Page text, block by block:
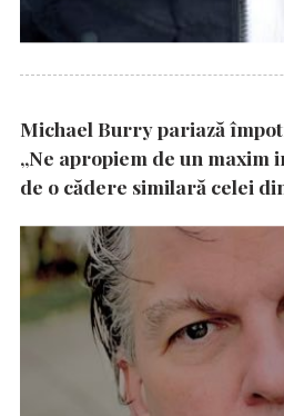
Michael Burry pariază
„Ne apropiem de un maxim
de o cădere similară celei